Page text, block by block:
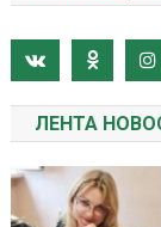
ЛЕНТА